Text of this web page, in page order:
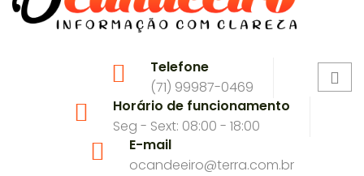
Telefone
(71) 99987-0469
Horário de funcionamento
Seg - Sext: 08:00 - 18:00
E-mail
ocandeeiro@terra.com.br